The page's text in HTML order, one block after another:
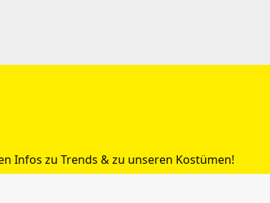
Infos zu Trends & zu unseren Kostümen!